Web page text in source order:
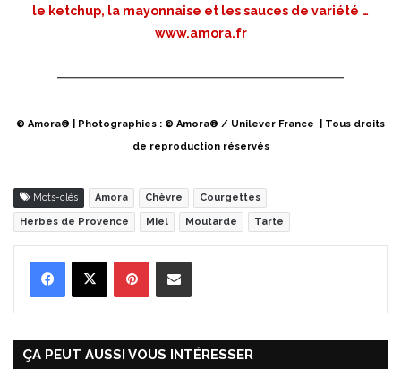
le ketchup, la mayonnaise et les sauces de variété …
www.amora.fr
© Amora® | Photographies : © Amora® / Unilever France | Tous droits
de reproduction réservés
Mots-clés Amora Chèvre Courgettes
Herbes de Provence Miel Moutarde Tarte
ÇA PEUT AUSSI VOUS INTÉRESSER